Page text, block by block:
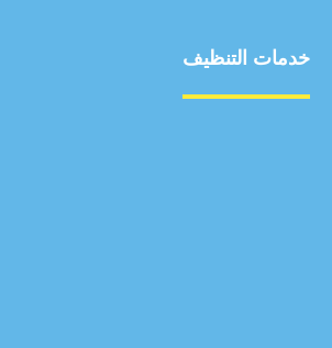
خدمات التنظيف